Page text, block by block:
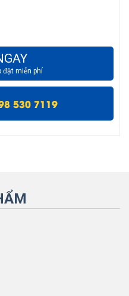
đặt miễn phí
530 7119